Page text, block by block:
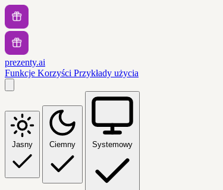
prezenty.ai
Funkcje Korzyści Przykłady użycia
Jasny Ciemny Systemowy